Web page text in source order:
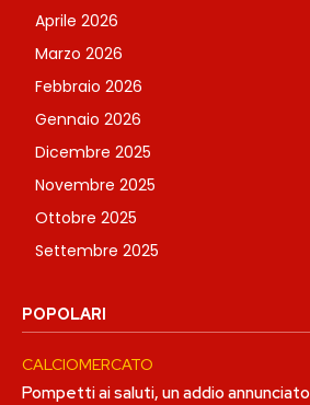
Aprile 2026
Marzo 2026
Febbraio 2026
Gennaio 2026
Dicembre 2025
Novembre 2025
Ottobre 2025
Settembre 2025
POPOLARI
CALCIOMERCATO
Pompetti ai saluti, un addio annunciato